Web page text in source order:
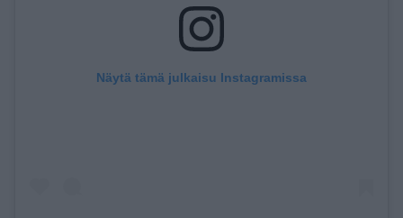
Näytä tämä julkaisu Instagramissa